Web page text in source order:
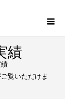
績
覧いただけま